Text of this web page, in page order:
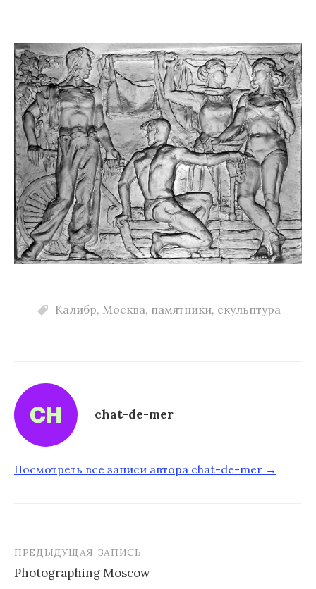
Калибр, Москва, памятники, скульптура
chat-de-mer
Посмотреть все записи автора chat-de-mer →
ПРЕДЫДУЩАЯ ЗАПИСЬ
Photographing Moscow